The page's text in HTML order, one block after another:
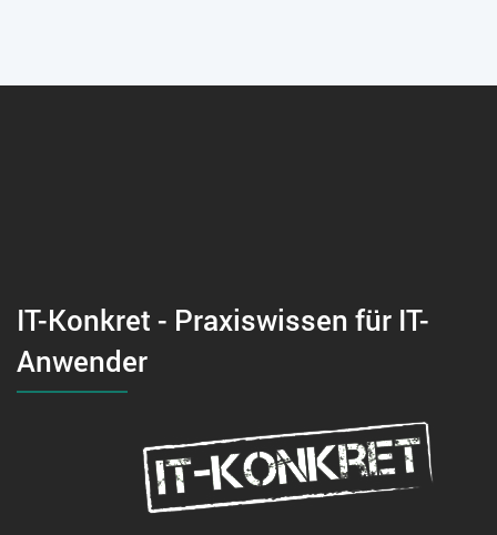
IT-Konkret - Praxiswissen für IT-
Anwender